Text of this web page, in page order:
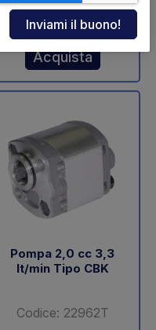
Disponibile
Acquista
Pompa 2,0 cc 3,3
lt/min Tipo CBK
Codice: 22962T